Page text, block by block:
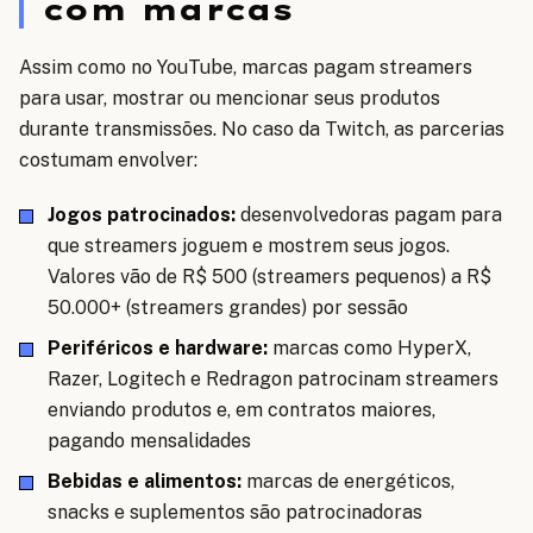
com marcas
Assim como no YouTube, marcas pagam streamers
para usar, mostrar ou mencionar seus produtos
durante transmissões. No caso da Twitch, as parcerias
costumam envolver:
Jogos patrocinados: desenvolvedoras pagam para
que streamers joguem e mostrem seus jogos.
Valores vão de R$ 500 (streamers pequenos) a R$
50.000+ (streamers grandes) por sessão
Periféricos e hardware: marcas como HyperX,
Razer, Logitech e Redragon patrocinam streamers
enviando produtos e, em contratos maiores,
pagando mensalidades
Bebidas e alimentos: marcas de energéticos,
snacks e suplementos são patrocinadoras